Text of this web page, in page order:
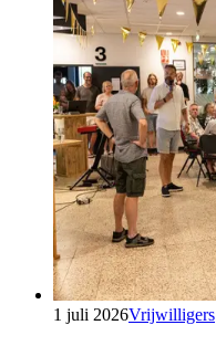
1 juli 2026Vrijwilligers